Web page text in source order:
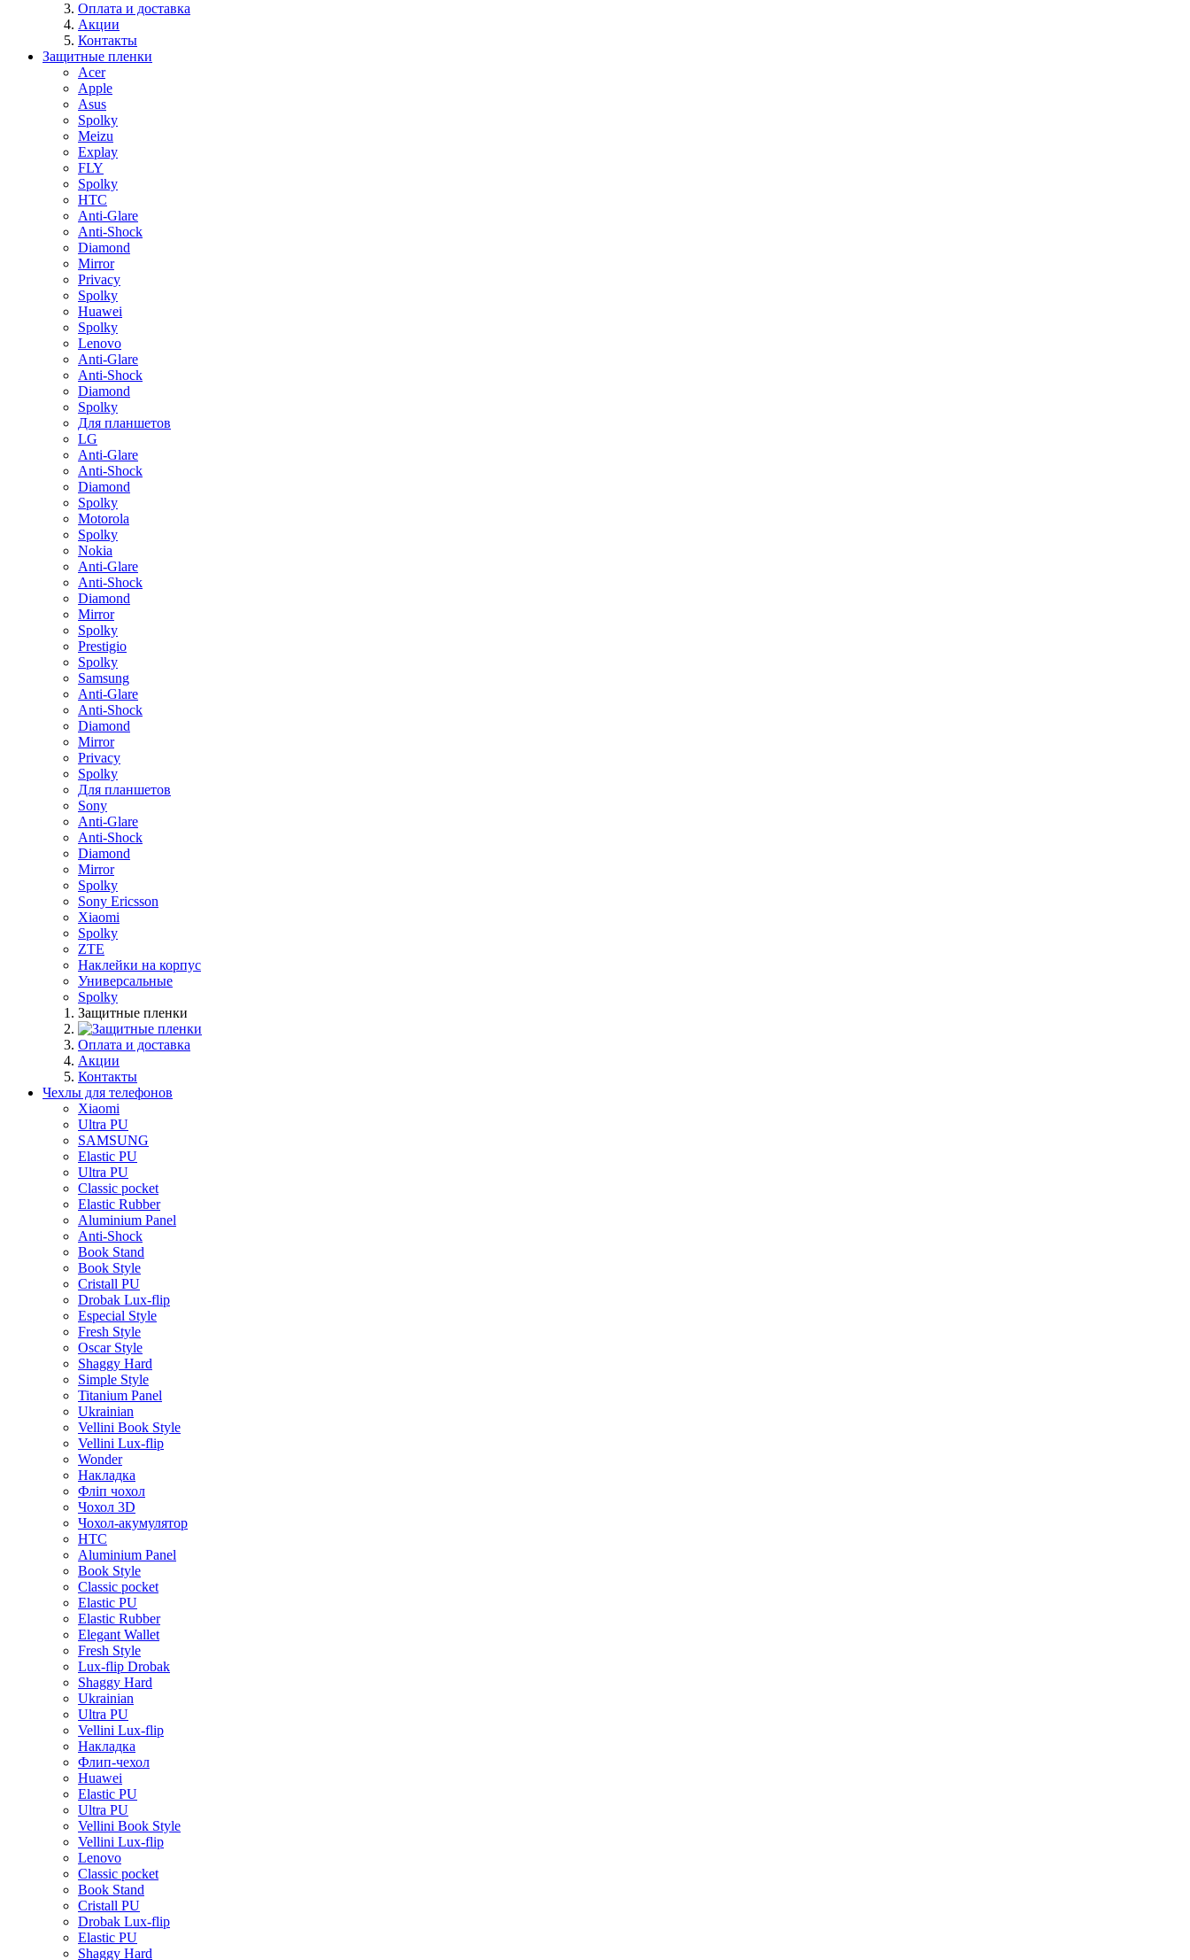
Оплата и доставка
Акции
Контакты
Защитные пленки
Acer
Apple
Asus
Spolky
Meizu
Explay
FLY
Spolky
HTC
Anti-Glare
Anti-Shock
Diamond
Mirror
Privacy
Spolky
Huawei
Spolky
Lenovo
Anti-Glare
Anti-Shock
Diamond
Spolky
Для планшетов
LG
Anti-Glare
Anti-Shock
Diamond
Spolky
Motorola
Spolky
Nokia
Anti-Glare
Anti-Shock
Diamond
Mirror
Spolky
Prestigio
Spolky
Samsung
Anti-Glare
Anti-Shock
Diamond
Mirror
Privacy
Spolky
Для планшетов
Sony
Anti-Glare
Anti-Shock
Diamond
Mirror
Spolky
Sony Ericsson
Xiaomi
Spolky
ZTE
Наклейки на корпус
Универсальные
Spolky
Защитные пленки
Оплата и доставка
Акции
Контакты
Чехлы для телефонов
Xiaomi
Ultra PU
SAMSUNG
Elastic PU
Ultra PU
Classic pocket
Elastic Rubber
Aluminium Panel
Anti-Shock
Book Stand
Book Style
Cristall PU
Drobak Lux-flip
Especial Style
Fresh Style
Oscar Style
Shaggy Hard
Simple Style
Titanium Panel
Ukrainian
Vellini Book Style
Vellini Lux-flip
Wonder
Накладка
Фліп чохол
Чохол 3D
Чохол-акумулятор
HTC
Aluminium Panel
Book Style
Classic pocket
Elastic PU
Elastic Rubber
Elegant Wallet
Fresh Style
Lux-flip Drobak
Shaggy Hard
Ukrainian
Ultra PU
Vellini Lux-flip
Накладка
Флип-чехол
Huawei
Elastic PU
Ultra PU
Vellini Book Style
Vellini Lux-flip
Lenovo
Classic pocket
Book Stand
Cristall PU
Drobak Lux-flip
Elastic PU
Shaggy Hard